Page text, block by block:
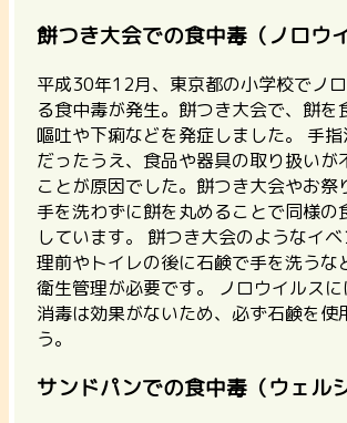
餅つき大会での食中毒（ノロウ
平成30年12月、東京都の小学校でノ
る食中毒が発生。餅つき大会で、 餅を
嘔吐や下痢などを発症しました。 手
だったうえ、 食品や器具の取り扱いが
ことが原因でした。餅つき大会やお祭
手を洗わずに餅を丸めることで同様の
しています。 餅つき大会のようなイ
理前やトイレの後に石鹸で手を洗うな
衛生管理が必要です。 ノロウイルス
消毒は効果がないため、必ず石鹸を使
う。
サンドパンでの食中毒（ウェル